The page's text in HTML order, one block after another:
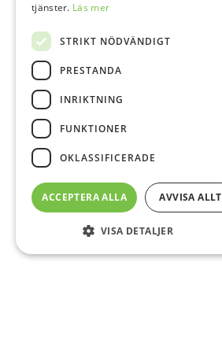
tjänster. Läs mer
STRIKT NÖDVÄNDIGT
PRESTANDA
INRIKTNING
FUNKTIONER
OKLASSIFICERADE
ACCEPTERA ALLA AVVISA ALLT
VISA DETALJER